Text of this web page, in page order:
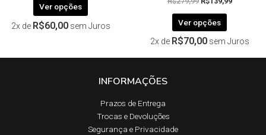
Ver opções
2x de R$60,00 sem Juros Ver opções
2x de R$70,00 sem Juros
INFORMAÇÕES
Prazos de Entrega​
Trocas e Devoluções​
Segurança e Privacidade